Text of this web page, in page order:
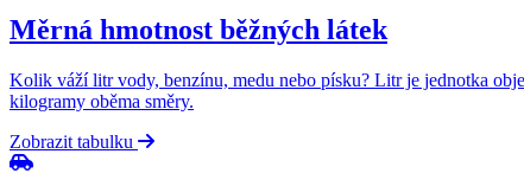
Měrná hmotnost běžných látek
Kolik váží litr vody, benzínu, medu nebo písku? Litr je jednotka
kilogramy oběma směry.
Zobrazit tabulku